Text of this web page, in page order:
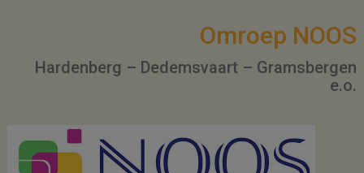
Omroep NOOS
Hardenberg – Dedemsvaart – Gramsbergen
e.o.